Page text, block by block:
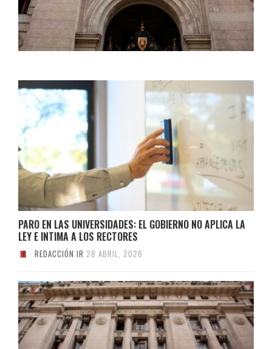
PARO EN LAS UNIVERSIDADES: EL GOBIERNO NO APLICA LA
LEY E INTIMA A LOS RECTORES
REDACCIÓN IR 28 ABRIL, 2026